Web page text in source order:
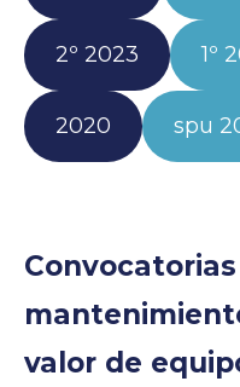
2º 2023 1º
2020 spu
valor de